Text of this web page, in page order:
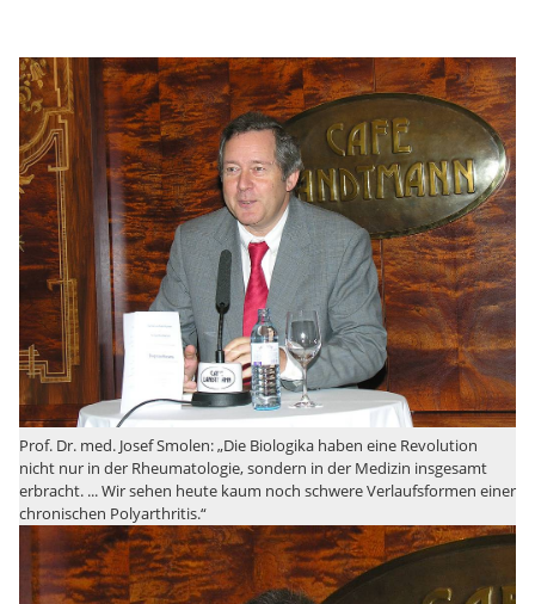
Prof. Dr. med. Josef Smolen: „Die Biologika haben eine Revolution
nicht nur in der Rheumatologie, sondern in der Medizin insgesamt
erbracht. ... Wir sehen heute kaum noch schwere Verlaufsformen einer
chronischen Polyarthritis.“